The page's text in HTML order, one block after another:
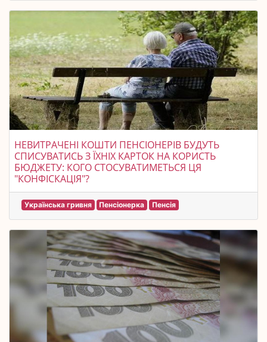
НЕВИТРАЧЕНІ КОШТИ ПЕНСІОНЕРІВ БУДУТЬ
СПИСУВАТИСЬ З ЇХНІХ КАРТОК НА КОРИСТЬ
БЮДЖЕТУ: КОГО СТОСУВАТИМЕТЬСЯ ЦЯ
"КОНФІСКАЦІЯ"?
Українська гривня Пенсіонерка Пенсія